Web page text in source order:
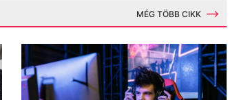
MÉG TÖBB CIKK